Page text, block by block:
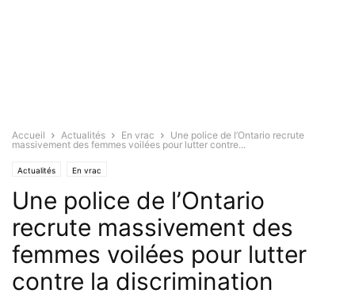
Accueil Actualités En vrac
Une police de l’Ontario recrute
massivement des femmes voilées pour lutter contre...
Actualités En vrac
Une police de l’Ontario
recrute massivement des
femmes voilées pour lutter
contre la discrimination